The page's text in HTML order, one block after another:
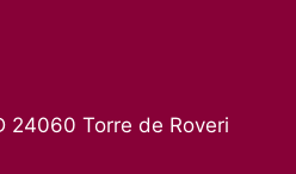
24060 Torre de Roveri